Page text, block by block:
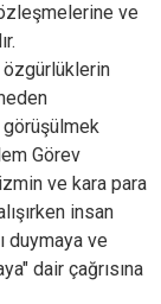
ve
görüşülmek
Görev
ve kara para
insan
duymaya ve
dair çağrısına